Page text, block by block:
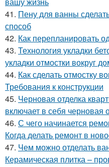
41. Пену для ванны
способ
42. Как перепланировать
43. Технология укладки
укладки отмостки вокруг
44. Как сделать отмостку
Требования к конструкции
45. Черновая отделка
включает в себя черновая
46. С чего начинается
Когда делать ремонт в
47. Чем можно отделать
Керамическая плитка –